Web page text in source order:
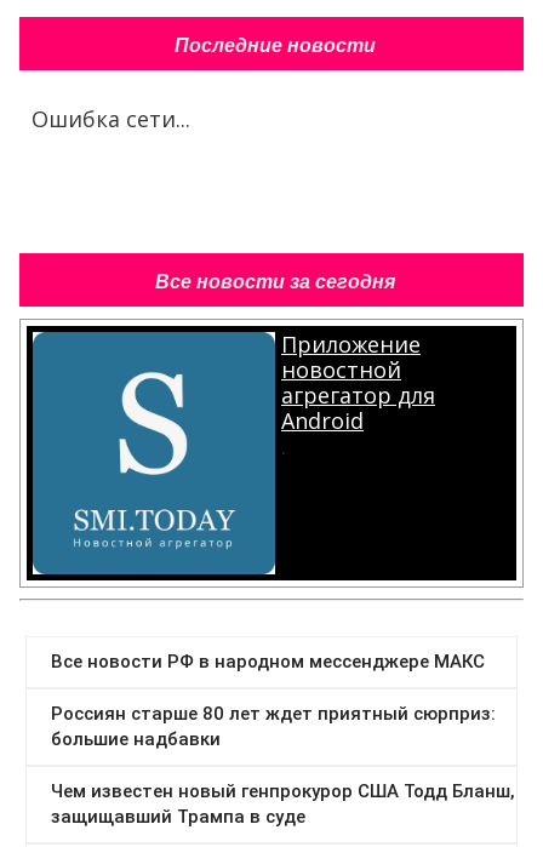
Последние новости
Ошибка сети...
Все новости за сегодня
Приложение
новостной
агрегатор для
Android
.